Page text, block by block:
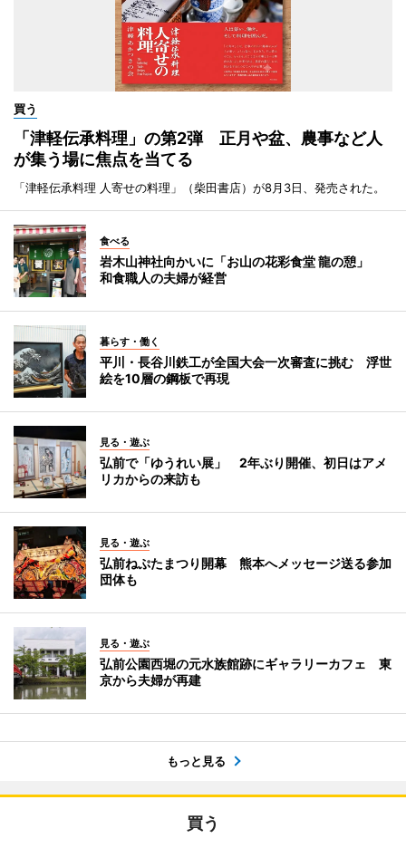
買う
「津軽伝承料理」の第2弾 正月や盆、農事など人
が集う場に焦点を当てる
「津軽伝承料理 人寄せの料理」（柴田書店）が8月3日、発売された。
食べる
岩木山神社向かいに「お山の花彩食堂 龍の憩」
和食職人の夫婦が経営
暮らす・働く
平川・長谷川鉄工が全国大会一次審査に挑む 浮世
絵を10層の鋼板で再現
見る・遊ぶ
弘前で「ゆうれい展」 2年ぶり開催、初日はアメ
リカからの来訪も
見る・遊ぶ
弘前ねぷたまつり開幕 熊本へメッセージ送る参加
団体も
見る・遊ぶ
弘前公園西堀の元水族館跡にギャラリーカフェ 東
京から夫婦が再建
もっと見る
買う